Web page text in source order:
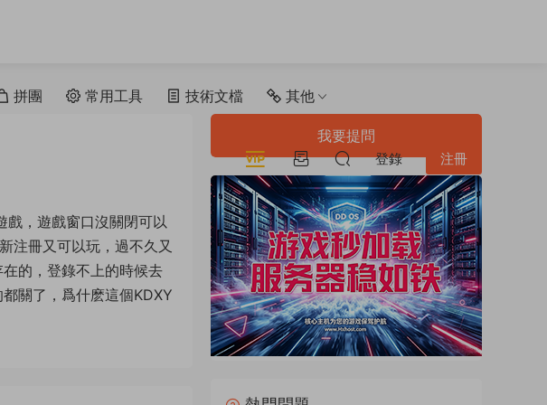
拼團 常用工具 技術文檔 其他
登錄 注冊
戲，遊戲窗口沒關閉可以
注冊又可以玩，過不久又
的，登錄不上的時候去
關了，爲什麽這個KDXY
我要提問